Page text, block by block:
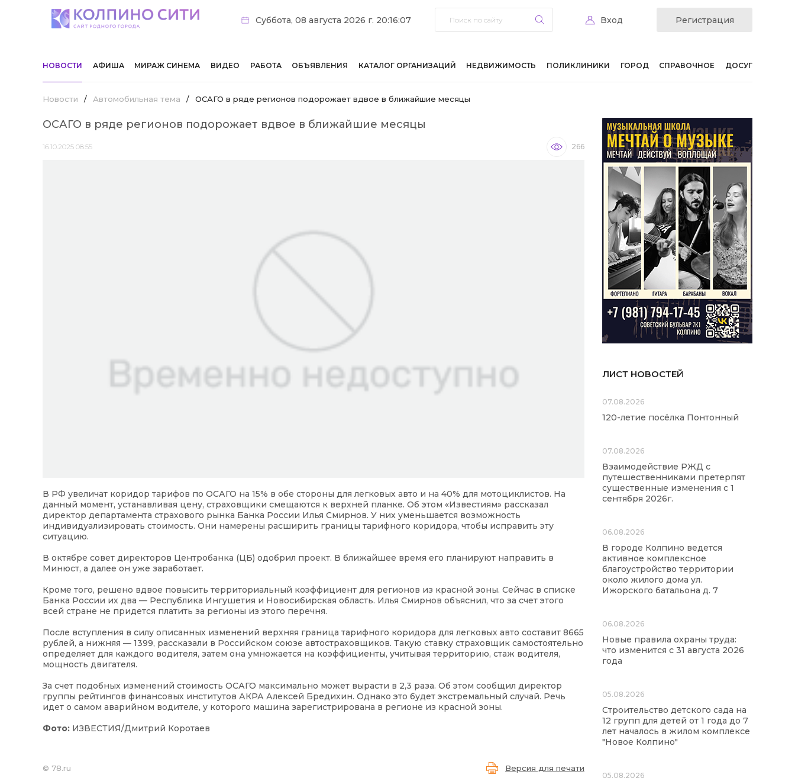
Суббота, 08 августа 2026 г. 20:16:07 Вход Регистрация
НОВОСТИ АФИША МИРАЖ СИНЕМА ВИДЕО РАБОТА ОБЪЯВЛЕНИЯ КАТАЛОГ ОРГАНИЗАЦИЙ НЕДВИЖИМОСТЬ ПОЛИКЛИНИКИ ГОРОД СПРАВОЧНОЕ ДОСУГ
Новости / Автомобильная тема / ОСАГО в ряде регионов подорожает вдвое в ближайшие месяцы
ОСАГО в ряде регионов подорожает вдвое в ближайшие месяцы
16.10.2025 08:55 266
В РФ увеличат коридор тарифов по ОСАГО на 15% в обе стороны для легковых авто и на 40% для мотоциклистов. На
данный момент, устанавливая цену, страховщики смещаются к верхней планке. Об этом «Известиям» рассказал
директор департамента страхового рынка Банка России Илья Смирнов. У них уменьшается возможность
индивидуализировать стоимость. Они намерены расширить границы тарифного коридора, чтобы исправить эту
ситуацию.
В октябре совет директоров Центробанка (ЦБ) одобрил проект. В ближайшее время его планируют направить в
Минюст, а далее он уже заработает.
Кроме того, решено вдвое повысить территориальный коэффициент для регионов из красной зоны. Сейчас в списке
Банка России их два — Республика Ингушетия и Новосибирская область. Илья Смирнов объяснил, что за счет этого
всей стране не придется платить за регионы из этого перечня.
После вступления в силу описанных изменений верхняя граница тарифного коридора для легковых авто составит 8665
рублей, а нижняя — 1399, рассказали в Российском союзе автостраховщиков. Такую ставку страховщик самостоятельно
определяет для каждого водителя, затем она умножается на коэффициенты, учитывая территорию, стаж водителя,
мощность двигателя.
За счет подобных изменений стоимость ОСАГО максимально может вырасти в 2,3 раза. Об этом сообщил директор
группы рейтингов финансовых институтов АКРА Алексей Бредихин. Однако это будет экстремальный случай. Речь
идет о самом аварийном водителе, у которого машина зарегистрирована в регионе из красной зоны.
Фото: ИЗВЕСТИЯ/Дмитрий Коротаев
© 78.ru Версия для печати
ЛИСТ НОВОСТЕЙ
07.08.2026
120-летие посёлка Понтонный
07.08.2026
Взаимодействие РЖД с
путешественниками претерпят
существенные изменения с 1
сентября 2026г.
06.08.2026
В городе Колпино ведется
активное комплексное
благоустройство территории
около жилого дома ул.
Ижорского батальона д. 7
06.08.2026
Новые правила охраны труда:
что изменится с 31 августа 2026
года
05.08.2026
Строительство детского сада на
12 групп для детей от 1 года до 7
лет началось в жилом комплексе
"Новое Колпино"
05.08.2026